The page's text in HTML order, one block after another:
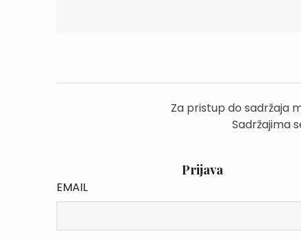
Za pristup do sadržaja
Sadržajima
Prijava
EMAIL